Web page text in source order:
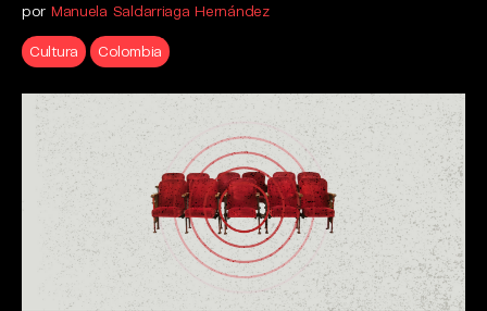
por Manuela Saldarriaga Hernández
Cultura Colombia